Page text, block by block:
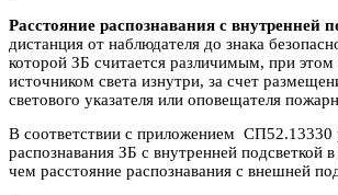
Расстояние распознавания с внутренней
дистанция от наблюдателя до знака
которой ЗБ считается различимым, при
источником света изнутри, за счет
светового указателя или оповещателя
В соответствии с приложением СП52.13330
распознавания ЗБ с внутренней подсветкой
чем расстояние распознавания с внешней